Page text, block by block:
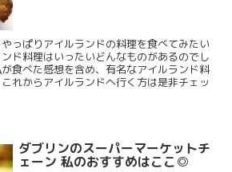
っぱりアイルランドの料理を食べてみたい
ド料理はいったいどんなものがあるのでし
食べた感想を含め、有名なアイルランド料
れからアイルランドへ行く方は是非チェッ
ダブリンのスーパーマーケットチ
ェーン 私のおすすめはここ◎